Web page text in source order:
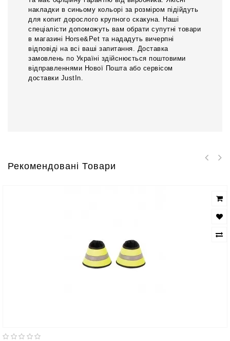
накладки в синьому кольорі за розміром підійдуть
для копит дорослого крупного скакуна. Наші
спеціалісти допоможуть вам обрати супутні товари
в магазині Horse&Pet та нададуть вичерпні
відповіді на всі ваші запитання. Доставка
замовлень по Україні здійснюється поштовими
відправленнями Нової Пошта або сервісом
доставки JustIn.
Рекомендовані Товари